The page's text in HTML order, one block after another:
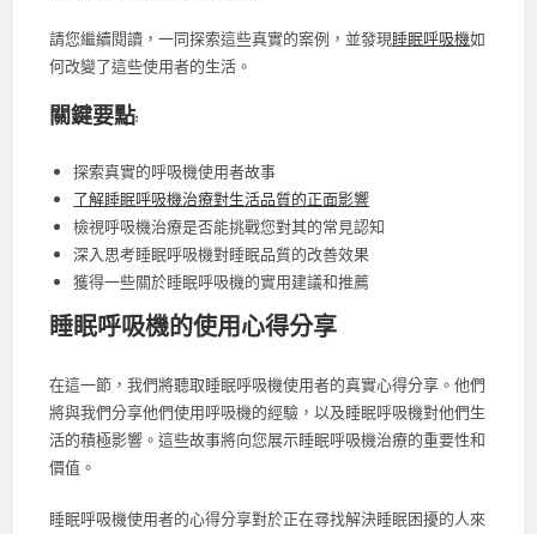
請您繼續閱讀，一同探索這些真實的案例，並發現睡眠呼吸機如
何改變了這些使用者的生活。
關鍵要點:
探索真實的呼吸機使用者故事
了解睡眠呼吸機治療對生活品質的正面影響
檢視呼吸機治療是否能挑戰您對其的常見認知
深入思考睡眠呼吸機對睡眠品質的改善效果
獲得一些關於睡眠呼吸機的實用建議和推薦
睡眠呼吸機的使用心得分享
在這一節，我們將聽取睡眠呼吸機使用者的真實心得分享。他們
將與我們分享他們使用呼吸機的經驗，以及睡眠呼吸機對他們生
活的積極影響。這些故事將向您展示睡眠呼吸機治療的重要性和
價值。
睡眠呼吸機使用者的心得分享對於正在尋找解決睡眠困擾的人來